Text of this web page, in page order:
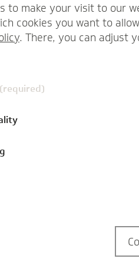
Der Einsatz von
"KI") gewinnt
to make your visit to our
cookies you want to
. There, you can adjust